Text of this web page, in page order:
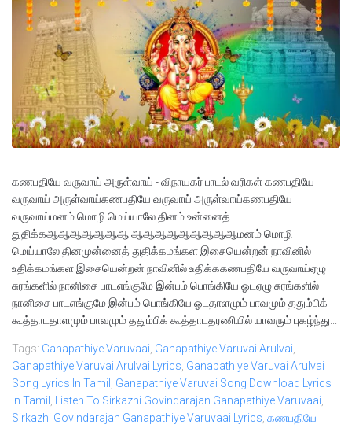
கணபதியே வருவாய் அருள்வாய் - விநாயகர் பாடல் வரிகள் கணபதியே
வருவாய் அருள்வாய்கணபதியே வருவாய் அருள்வாய்கணபதியே
வருவாய்மனம் மொழி மெய்யாலே தினம் உன்னைத்
துதிக்கஆஆஆஆஆஆஆ ஆஆஆஆஆஆஆஆஆமனம் மொழி
மெய்யாலே தினமுன்னைத் துதிக்கமங்கள இசையென்றன் நாவினில்
உதிக்கமங்கள இசையென்றன் நாவினில் உதிக்ககணபதியே வருவாய்ஏழு
சுரங்களில் நானிசை பாடஎங்குமே இன்பம் பொங்கியே ஓடஏழு சுரங்களில்
நானிசை பாடஎங்குமே இன்பம் பொங்கியே ஓடதாளமும் பாவமும் ததும்பிக்
கூத்தாடதாளமும் பாவமும் ததும்பிக் கூத்தாடதரணியில் யாவரும் புகழ்ந்து...
Tags: Ganapathiye Varuvaai Ganapathiye Varuvai Arulvai
Ganapathiye Varuvai Arulvai Lyrics Ganapathiye Varuvai Arulvai
Song Lyrics In Tamil
Ganapathiye Varuvai Song Download Lyrics
In Tamil
Listen To Sirkazhi Govindarajan Ganapathiye Varuvaai
Sirkazhi Govindarajan Ganapathiye Varuvaai Lyrics கணபதியே